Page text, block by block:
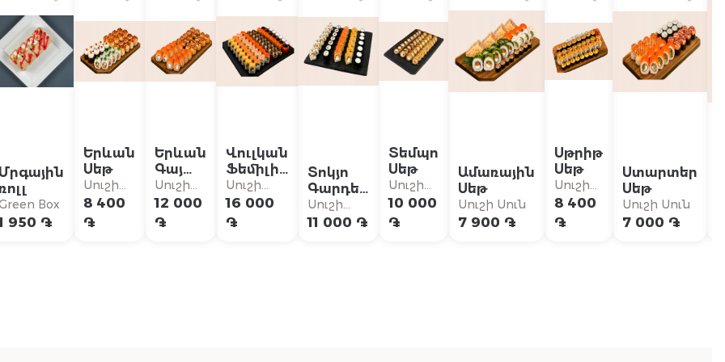
Մրգային
ռոլլ
Box
950 ֏
Երևան
Սեթ
Սուշի
Սուն
8 400
֏
Երևան
Գայ
Սեթ
Սուշի
Սուն
12 000
֏
Վուլկան
Ֆեմիլի
Սեթ
Սուշի
Սուն
16 000
֏
Տոկյո
Գարդեն
Սեթ
Սուշի
Սուն
11 000 ֏
Տեմպո
Սեթ
Սուշի
Սուն
10 000
֏
Ամառային
Սեթ
Սուշի Սուն
7 900 ֏
Սթրիթ
Սեթ
Սուշի
Սուն
8 400
֏
Ստարտեր
Սեթ
Սուշի Սուն
7 000 ֏